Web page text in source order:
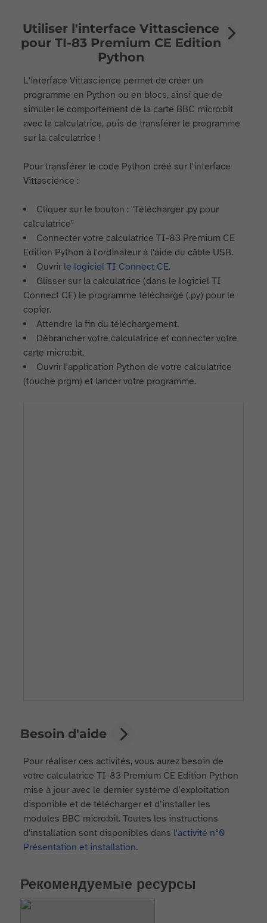
Utiliser l'interface Vittascience
pour TI-83 Premium CE Edition
Python
L'interface Vittascience permet de créer un
programme en Python ou en blocs, ainsi que de
simuler le comportement de la carte BBC micro:bit
avec la calculatrice, puis de transférer le programme
sur la calculatrice !
Pour transférer le code Python créé sur l'interface
Vittascience :
Cliquer sur le bouton : "Télécharger .py pour
calculatrice"
Connecter votre calculatrice TI-83 Premium CE
Edition Python à l'ordinateur à l'aide du câble USB.
Ouvrir le logiciel TI Connect CE.
Glisser sur la calculatrice (dans le logiciel TI
Connect CE) le programme téléchargé (.py) pour le
copier.
Attendre la fin du téléchargement.
Débrancher votre calculatrice et connecter votre
carte micro:bit.
Ouvrir l'application Python de votre calculatrice
(touche prgm) et lancer votre programme.
Besoin d'aide
Pour réaliser ces activités, vous aurez besoin de
votre calculatrice TI-83 Premium CE Edition Python
mise à jour avec le dernier système d’exploitation
disponible et de télécharger et d’installer les
modules BBC micro:bit. Toutes les instructions
d'installation sont disponibles dans l'activité n°0
Présentation et installation.
Рекомендуемые ресурсы